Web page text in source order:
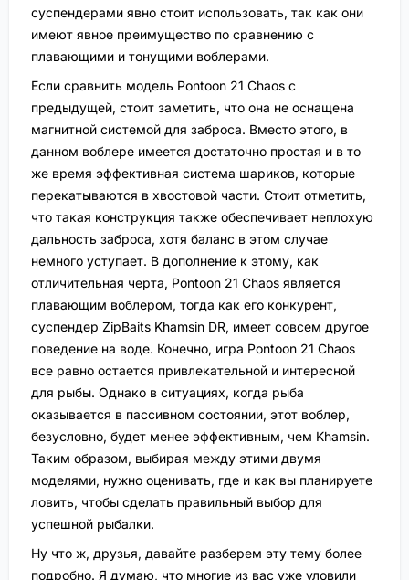
суспендерами явно стоит использовать, так как они
имеют явное преимущество по сравнению с
плавающими и тонущими воблерами.
Если сравнить модель Pontoon 21 Chaos с
предыдущей, стоит заметить, что она не оснащена
магнитной системой для заброса. Вместо этого, в
данном воблере имеется достаточно простая и в то
же время эффективная система шариков, которые
перекатываются в хвостовой части. Стоит отметить,
что такая конструкция также обеспечивает неплохую
дальность заброса, хотя баланс в этом случае
немного уступает. В дополнение к этому, как
отличительная черта, Pontoon 21 Chaos является
плавающим воблером, тогда как его конкурент,
суспендер ZipBaits Khamsin DR, имеет совсем другое
поведение на воде. Конечно, игра Pontoon 21 Chaos
все равно остается привлекательной и интересной
для рыбы. Однако в ситуациях, когда рыба
оказывается в пассивном состоянии, этот воблер,
безусловно, будет менее эффективным, чем Khamsin.
Таким образом, выбирая между этими двумя
моделями, нужно оценивать, где и как вы планируете
ловить, чтобы сделать правильный выбор для
успешной рыбалки.
Ну что ж, друзья, давайте разберем эту тему более
подробно. Я думаю, что многие из вас уже уловили